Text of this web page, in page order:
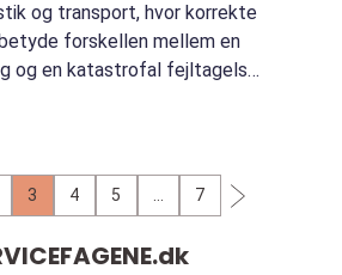
og transport, hvor korrekte
forskellen mellem en
og en katastrofal fejltagelse.
3 4 5 7
dk